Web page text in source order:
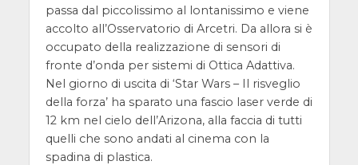
passa dal piccolissimo al lontanissimo e viene
accolto all’Osservatorio di Arcetri. Da allora si è
occupato della realizzazione di sensori di
fronte d’onda per sistemi di Ottica Adattiva.
Nel giorno di uscita di ‘Star Wars – Il risveglio
della forza’ ha sparato una fascio laser verde di
12 km nel cielo dell’Arizona, alla faccia di tutti
quelli che sono andati al cinema con la
spadina di plastica.